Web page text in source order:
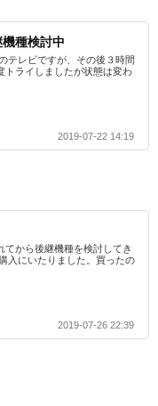
種検討中
テレビですが、その後３時間
トライしましたが状態は変わ
2019-07-22 14:19
てから後継機種を検討してき
入にいたりました。買ったの
2019-07-26 22:39